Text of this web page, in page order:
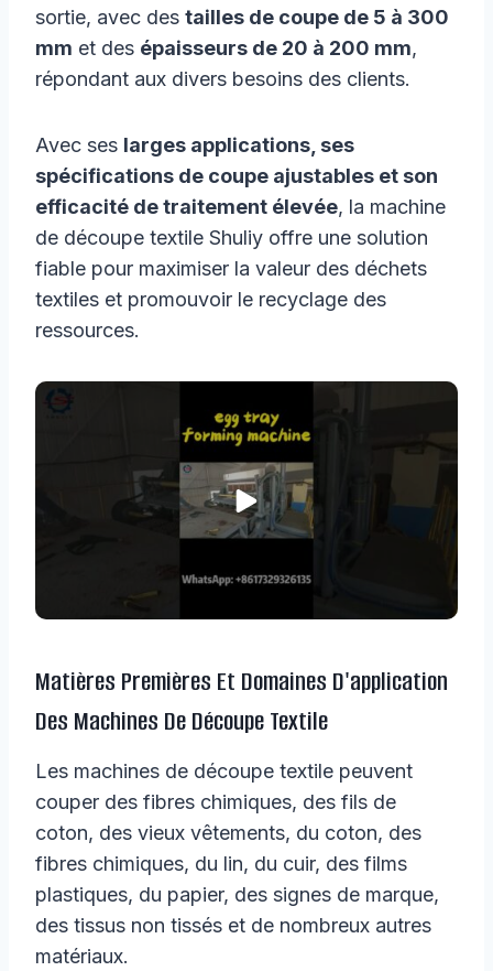
sortie, avec des tailles de coupe de 5 à 300
mm et des épaisseurs de 20 à 200 mm,
répondant aux divers besoins des clients.
Avec ses larges applications, ses
spécifications de coupe ajustables et son
efficacité de traitement élevée, la machine
de découpe textile Shuliy offre une solution
fiable pour maximiser la valeur des déchets
textiles et promouvoir le recyclage des
ressources.
Matières Premières Et Domaines D'application
Des Machines De Découpe Textile
Les machines de découpe textile peuvent
couper des fibres chimiques, des fils de
coton, des vieux vêtements, du coton, des
fibres chimiques, du lin, du cuir, des films
plastiques, du papier, des signes de marque,
des tissus non tissés et de nombreux autres
matériaux.